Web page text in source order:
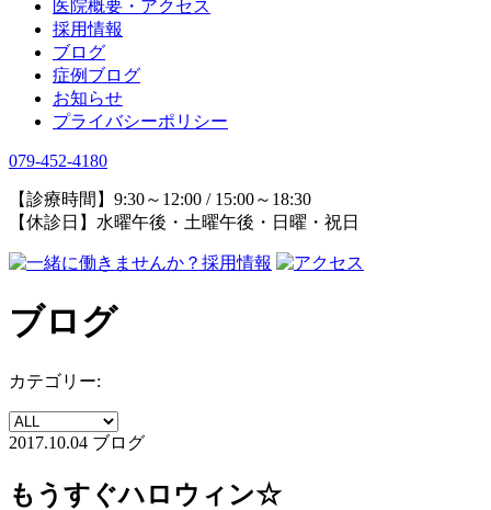
医院概要・アクセス
採用情報
ブログ
症例ブログ
お知らせ
プライバシーポリシー
079-452-4180
【診療時間】9:30～12:00 / 15:00～18:30
【休診日】水曜午後・土曜午後・日曜・祝日
ブログ
カテゴリー:
2017.10.04 ブログ
もうすぐハロウィン☆